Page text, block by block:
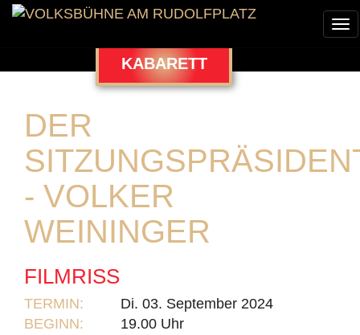
KABARETT
DER
- VOLKER
WEININGER
FILMRISS
TERMIN:
Di. 03. September 2024
BEGINN:
19.00 Uhr